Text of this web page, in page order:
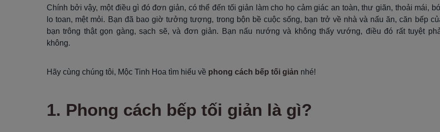
Chính bởi vậy, một điều gì đó đơn giản, có thể đến tối giản làm cho họ cảm giác an toàn, thư giãn, thoải mái,
lo toan, mệt mỏi. Bạn đã bao giờ tưởng tượng, trong bộn bề cuộc sống, bạn trở về nhà và nấu ăn, căn bếp
bạn trông thật gọn gàng, sạch sẽ, và đơn giản. Bạn nấu nướng và không thấy vướng, điều đó rất tuyệt
không.
Hãy cùng chúng tôi, Mộc Tinh Hoa tìm hiểu về phong cách bếp tối giản nhé!
1. Phong cách bếp tối giản là gì?